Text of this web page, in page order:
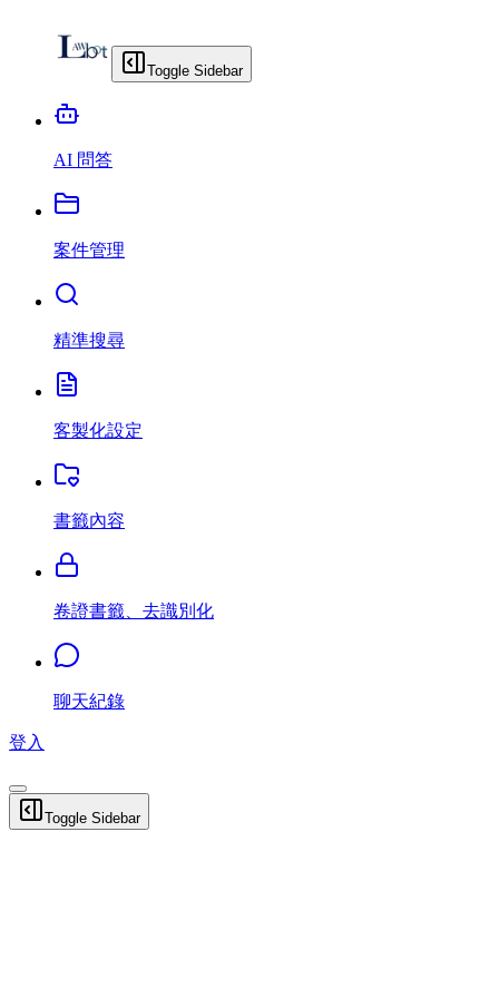
Toggle Sidebar
AI 問答
案件管理
精準搜尋
客製化設定
書籤內容
卷證書籤、去識別化
聊天紀錄
登入
Toggle Sidebar